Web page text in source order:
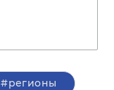
#регионы